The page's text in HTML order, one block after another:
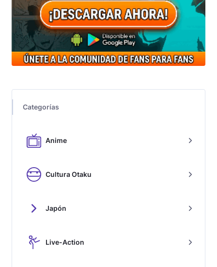
Categorías
Anime
Cultura Otaku
Japón
Live-Action